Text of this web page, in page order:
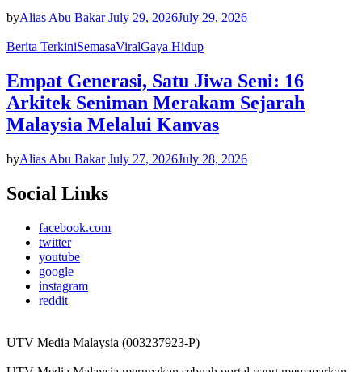
byAlias Abu Bakar July 29, 2026July 29, 2026
Berita TerkiniSemasaViralGaya Hidup
Empat Generasi, Satu Jiwa Seni: 16
Arkitek Seniman Merakam Sejarah
Malaysia Melalui Kanvas
byAlias Abu Bakar July 27, 2026July 28, 2026
Social Links
facebook.com
twitter
youtube
google
instagram
reddit
UTV Media Malaysia (003237923-P)